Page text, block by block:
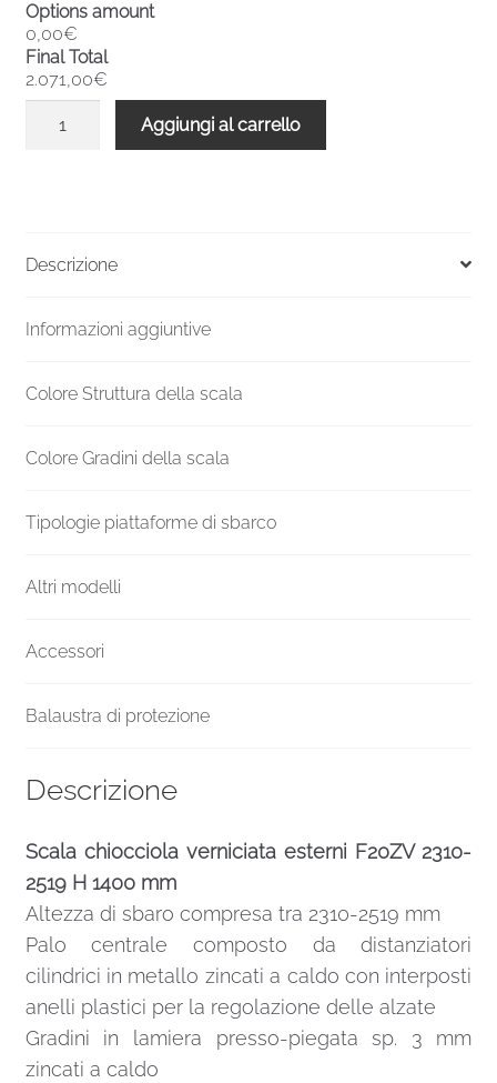
Options amount
0,00€
Final Total
2.071,00€
1400
quantità
Aggiungi al carrello
Descrizione
Informazioni aggiuntive
Colore Struttura della scala
Colore Gradini della scala
Tipologie piattaforme di sbarco
Altri modelli
Accessori
Balaustra di protezione
Descrizione
Scala chiocciola verniciata esterni F20ZV 2310-
2519 H 1400 mm
Altezza di sbaro compresa tra 2310-2519 mm
Palo centrale composto da distanziatori
cilindrici in metallo zincati a caldo con interposti
anelli plastici per la regolazione delle alzate
Gradini in lamiera presso-piegata sp. 3 mm
zincati a caldo